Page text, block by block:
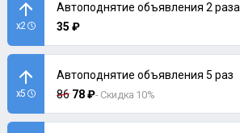
x2
Автоподнятие объявления 2 раза
35 ₽
x5
Автоподнятие объявления 5 раз
86 78 ₽- Скидка 10%